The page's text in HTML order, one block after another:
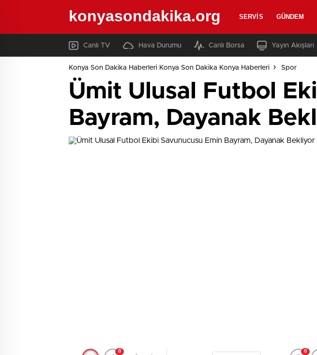
konyasondakika.org SERVIS GÜNDEM
Canlı TV Hava Durumu Canlı Borsa Yayın Akışları
Konya Son Dakika Haberleri Konya Son Dakika Konya Haberleri Spor
Ümit Ulusal Futbol
Bayram, Dayanak
0 0